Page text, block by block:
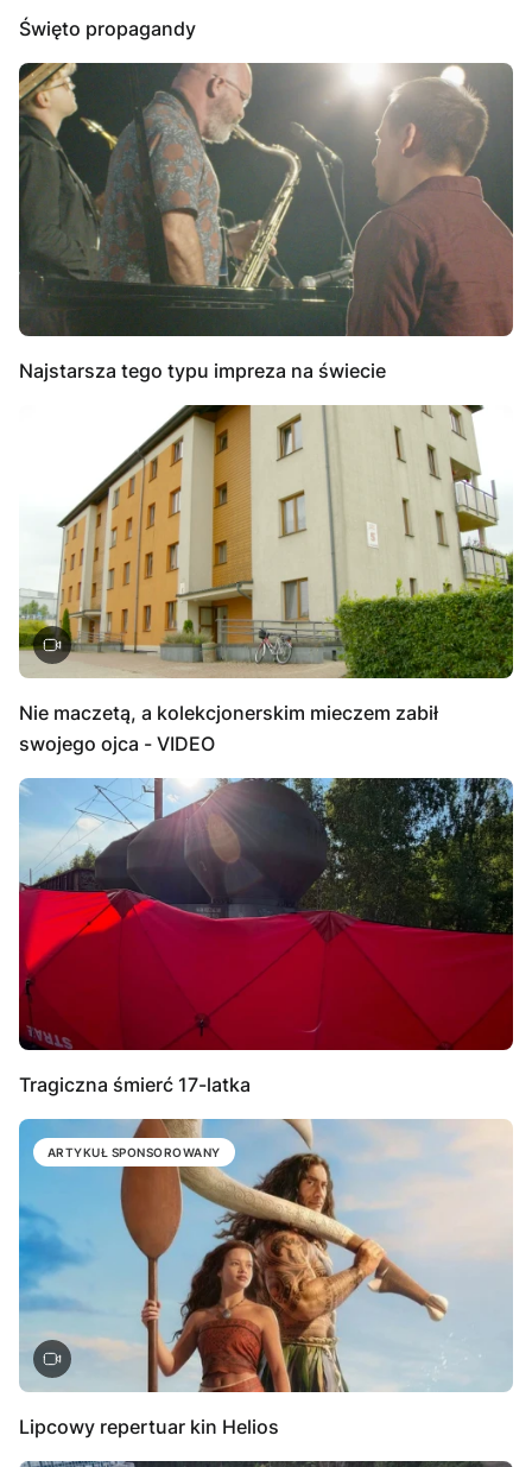
Święto propagandy
Najstarsza tego typu impreza na świecie
Nie maczetą, a kolekcjonerskim mieczem zabił
swojego ojca - VIDEO
Tragiczna śmierć 17-latka
ARTYKUŁ SPONSOROWANY
Lipcowy repertuar kin Helios